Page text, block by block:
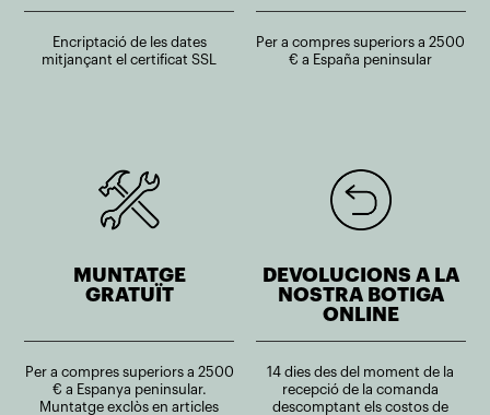
Encriptació de les dates
mitjançant el certificat SSL
Per a compres superiors a 2500
€ a España peninsular
MUNTATGE
GRATUÏT
Per a compres superiors a 2500
€ a Espanya peninsular.
Muntatge exclòs en articles
DEVOLUCIONS A LA
NOSTRA BOTIGA
ONLINE
14 dies des del moment de la
recepció de la comanda
descomptant els costos de